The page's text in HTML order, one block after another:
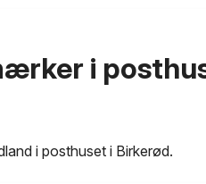
i
i posthuset i Birkerød.